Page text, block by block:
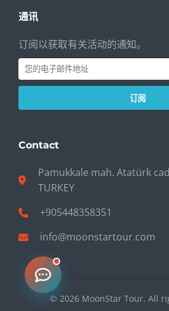
通讯
订阅以获取有关活动的通知。
订阅
Contact
Pamukkale mah. Atatürk
TURKEY
+905448358351
info@moonstartour.com
© 2026 MoonStar Tour. All